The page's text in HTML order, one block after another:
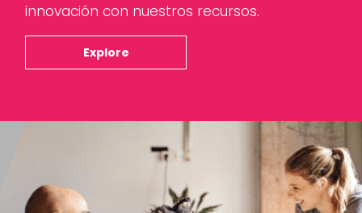
innovación con nuestros recursos.
Explore